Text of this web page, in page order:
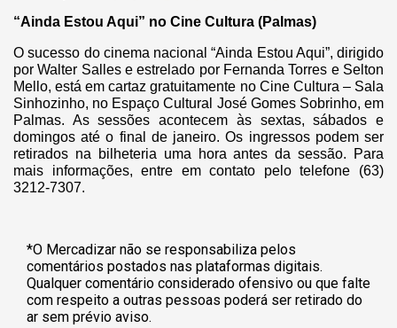
“Ainda Estou Aqui” no Cine Cultura (Palmas)
O sucesso do cinema nacional “Ainda Estou Aqui”, dirigido
por Walter Salles e estrelado por Fernanda Torres e Selton
Mello, está em cartaz gratuitamente no Cine Cultura – Sala
Sinhozinho, no Espaço Cultural José Gomes Sobrinho, em
Palmas. As sessões acontecem às sextas, sábados e
domingos até o final de janeiro. Os ingressos podem ser
retirados na bilheteria uma hora antes da sessão. Para
mais informações, entre em contato pelo telefone (63)
3212-7307.
*O Mercadizar não se responsabiliza pelos
comentários postados nas plataformas digitais.
Qualquer comentário considerado ofensivo ou que falte
com respeito a outras pessoas poderá ser retirado do
ar sem prévio aviso.